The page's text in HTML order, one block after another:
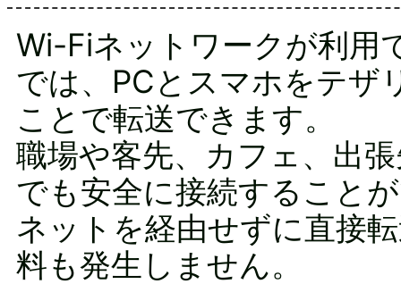
Wi-Fiネットワークが利用
では、PCとスマホをテザ
ことで転送できます。
職場や客先、カフェ、出
でも安全に接続すること
ネットを経由せずに直接
料も発生しません。